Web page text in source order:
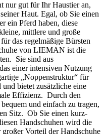
nur gut für Ihr Haustier an,
Haut. Egal, ob Sie einen
ein Pferd haben, diese
mittlere und große
das regelmäßige Bürsten
von LIEMAN ist die
Sie sind aus
einer intensiven Nutzung
„Noppenstruktur“ für
bietet zusätzliche eine
Effizienz. Durch den
und einfach zu tragen,
Sitz. Ob Sie einen kurz-
Handschuhen wird die
Vorteil der Handschuhe